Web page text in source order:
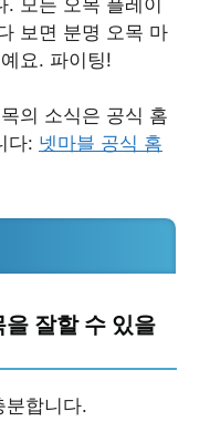
보면 분명 오목 마
요. 파이팅!
의 소식은 공식 홈
다: 넷마블 공식 홈
잘할 수 있을
분합니다.